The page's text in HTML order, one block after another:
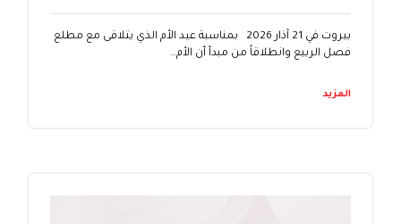
بيروت في 21 آذار 2026 بمناسبة عيد الأم الذي يتلاقى مع مطلع
فصل الربيع وانطلاقاً من مبدأ أن الأم…
المزيد